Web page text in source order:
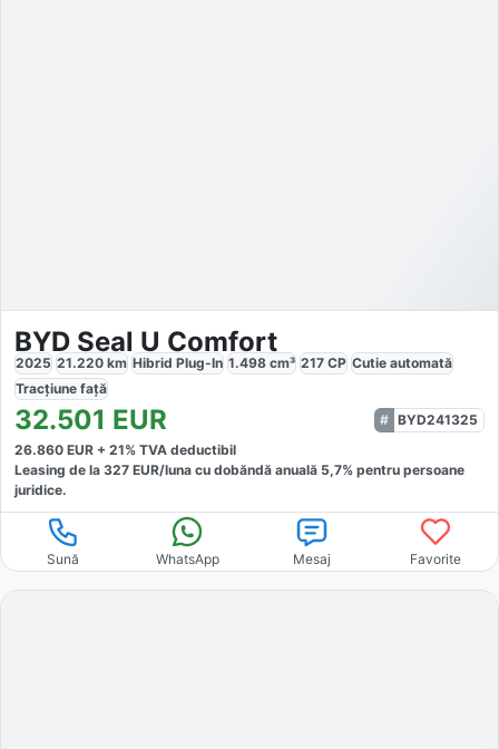
BYD Seal U Comfort
2025 21.220 km Hibrid Plug-In 1.498 cm³ 217 CP Cutie automată
Tracțiune față
32.501 EUR
BYD241325
26.860 EUR + 21% TVA deductibil
Leasing de la 327 EUR/luna cu dobăndă anuală 5,7% pentru persoane
juridice.
Sună WhatsApp Mesaj Favorite